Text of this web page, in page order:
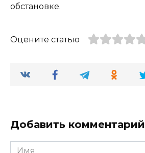
обстановке.
Оцените статью
Добавить комментарий
Имя